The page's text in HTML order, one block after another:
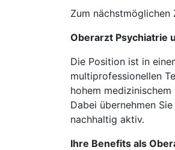
Zum
Oberarzt Psychiatrie
Die Position ist in
multiprofessionellen
hohem medizinischem
Dabei übernehmen
nachhaltig aktiv.
Ihre Benefits als